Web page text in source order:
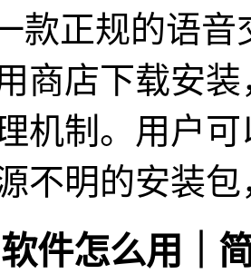
款正规的语音
商店下载安
机制。用户
不明的安装
软件怎么用｜